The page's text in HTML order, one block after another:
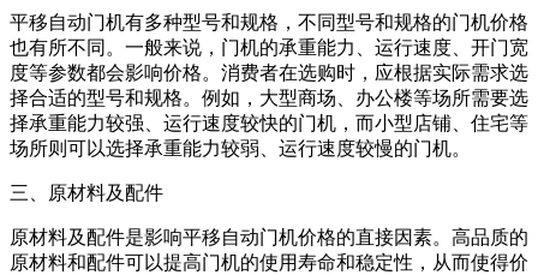
平移自动门机有多种型号和规格，不同型号和规格的门机价格
也有所不同。一般来说，门机的承重能力、运行速度、开门宽
度等参数都会影响价格。消费者在选购时，应根据实际需求选
择合适的型号和规格。例如，大型商场、办公楼等场所需要选
择承重能力较强、运行速度较快的门机，而小型店铺、住宅等
场所则可以选择承重能力较弱、运行速度较慢的门机。
三、原材料及配件
原材料及配件是影响平移自动门机价格的直接因素。高品质的
原材料和配件可以提高门机的使用寿命和稳定性，从而使得价